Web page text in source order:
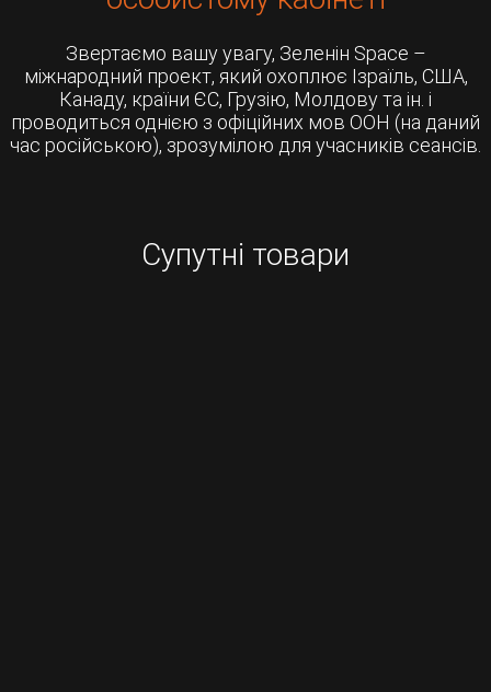
Звертаємо вашу увагу, Зеленін Space –
міжнародний проект, який охоплює Ізраїль, США,
Канаду, країни ЄС, Грузію, Молдову та ін. і
проводиться однією з офіційних мов ООН (на даний
час російською), зрозумілою для учасників сеансів.
Супутні товари